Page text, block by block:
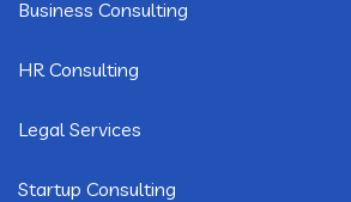
Business Consulting
HR Consulting
Legal Services
Startup Consulting